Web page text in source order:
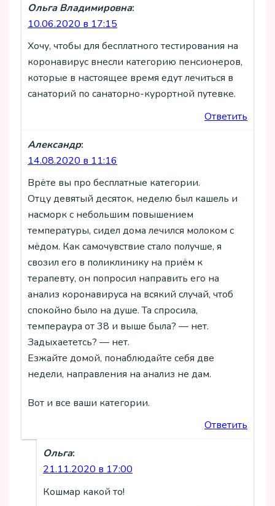
Ольга Владимировна:
10.06.2020 в 17:15
Хочу, чтобы для бесплатного тестирования на
коронавирус внесли категорию пенсионеров,
которые в настоящее время едут лечиться в
санаторий по санаторно-курортной путевке.
Ответить
Александр:
14.08.2020 в 11:16
Врёте вы про бесплатные категории.
Отцу девятый десяток, неделю был кашель и
насморк с небольшим повышением
температуры, сидел дома лечился молоком с
мёдом. Как самочувствие стало получше, я
свозил его в поликлинику на приём к
терапевту, он попросил направить его на
анализ коронавируса на всякий случай, чтоб
спокойно было на душе. Та спросила,
темпераура от 38 и выше была? — нет.
Задыхаететсь? — нет.
Езжайте домой, понаблюдайте себя две
недели, направления на анализ не дам.
Вот и все ваши категории.
Ответить
Ольга:
21.11.2020 в 17:00
Кошмар какой то!